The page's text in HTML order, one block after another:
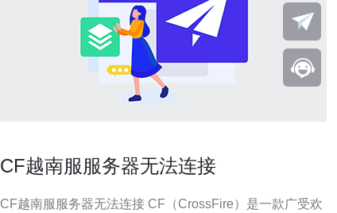
CF越南服服务器无法连接
CF越南服服务器无法连接 CF（CrossFire）是一款广受欢